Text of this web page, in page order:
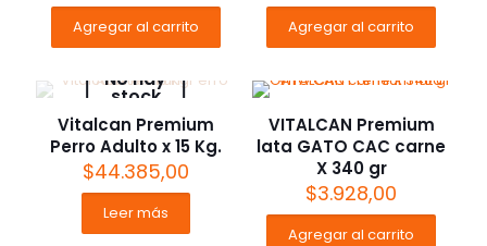
Agregar al carrito Agregar al carrito
No hay
stock
Vitalcan Premium
Perro Adulto x 15 Kg.
$44.385,00
Leer más
VITALCAN Premium
lata GATO CAC carne
X 340 gr
$3.928,00
Agregar al carrito